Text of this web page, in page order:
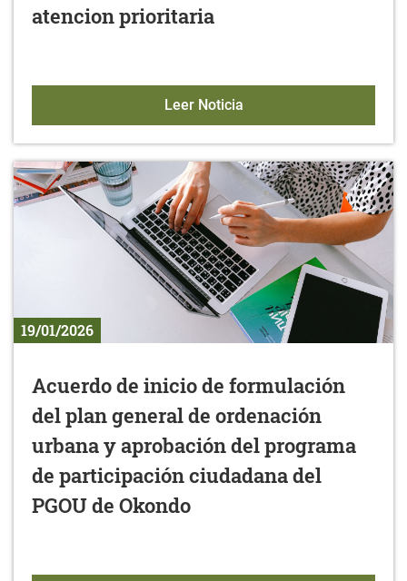
atencion prioritaria
Leer NoticiaPlan de contratación
19/01/2026
Acuerdo de inicio de formulación
del plan general de ordenación
urbana y aprobación del programa
de participación ciudadana del
PGOU de Okondo